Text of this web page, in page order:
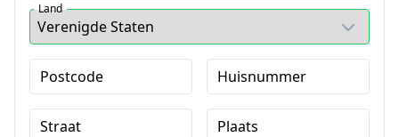
Land
Postcode Huisnummer
Straat Plaats